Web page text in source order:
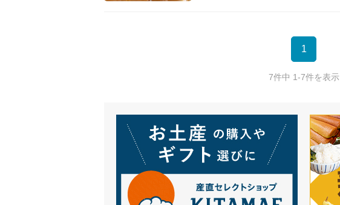
1
7件中 1-7件を表示